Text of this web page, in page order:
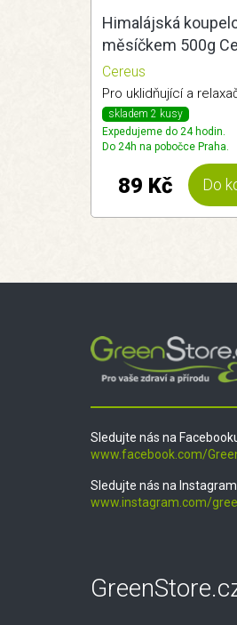
Himalájská
měsíčkem 500g
Cereus
Pro uklidňující a
skladem 2 kusy
Expedujeme do 24 hodin.
Do 24h na pobočce Praha.
Do
89 Kč
Sledujte nás na
www.facebook.com/
Sledujte nás na
www.instagram.com/